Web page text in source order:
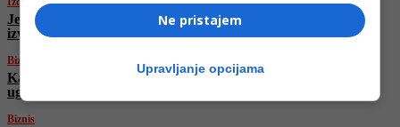
Jenča na hitnoj sjednici Vijeća sigurnosti UN-a: “Izrael će
izvesti još jednu katastrofu u Gazi!”
Biznis
Kako je Trump “udario” na BiH: Američke carine ozbiljno
ugrozile izvoz i industriju
Biznis
Ne pristajem
Upravljanje opcijama